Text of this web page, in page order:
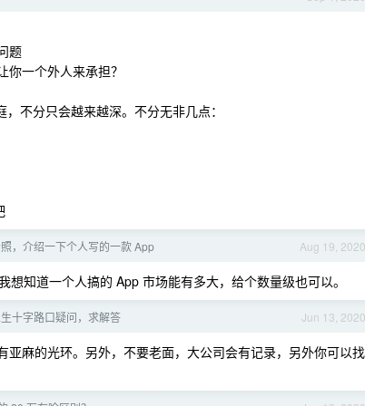
题
一个外人来承担？
不分只会越来越深。不分无非几点：
Aug 19, 2020
，介绍一下个人写的一款 App
知道一个人搞的 App 市场能有多大，给个数量级也可以。
Jun 13, 2020
十字路口疑问，求解答
麻的光环。另外，不要老面，大公司会有记录，另外你可以找